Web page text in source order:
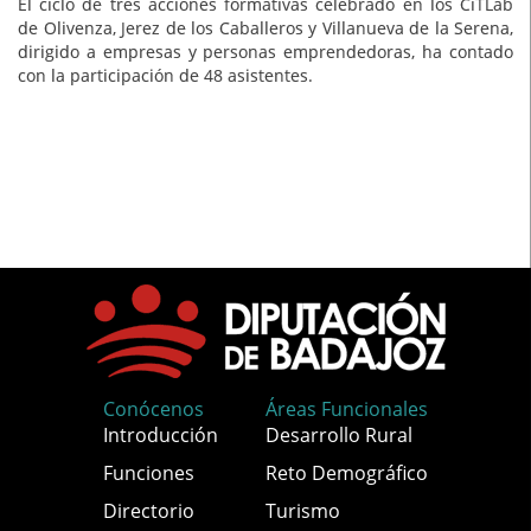
El ciclo de tres acciones formativas celebrado en los CiTLab
de Olivenza, Jerez de los Caballeros y Villanueva de la Serena,
dirigido a empresas y personas emprendedoras, ha contado
con la participación de 48 asistentes.
Conócenos
Introducción
Funciones
Directorio
Áreas Funcionales
Desarrollo Rural
Reto Demográfico
Turismo